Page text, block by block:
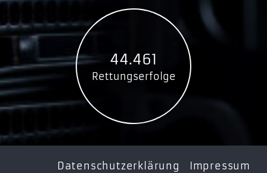
44.461
Rettungserfolge
Datenschutzerklärung
Impressum